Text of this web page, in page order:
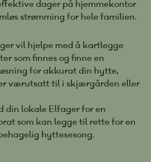
dager på hjemmekontor
strømming for hele familien.
vil hjelpe med å kartlegge
som finnes og finne en
for akkurat din hytte,
værutsatt til i skjærgården eller
din lokale Elfager for en
som kan legge til rette for en
hyttesesong.